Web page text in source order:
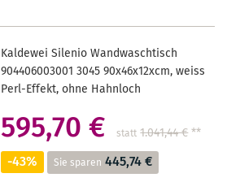
Kaldewei Silenio Wandwaschtisch
904406003001 3045 90x46x12xcm, weiss
Perl-Effekt, ohne Hahnloch
595,70 € statt 1.041,44 €**
-43% Sie sparen 445,74 €